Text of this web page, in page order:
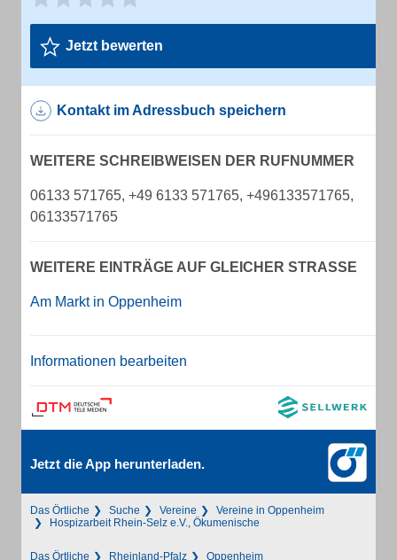
Jetzt bewerten
Kontakt im Adressbuch speichern
WEITERE SCHREIBWEISEN DER RUFNUMMER
06133 571765, +49 6133 571765, +496133571765,
06133571765
WEITERE EINTRÄGE AUF GLEICHER STRASSE
Am Markt in Oppenheim
Informationen bearbeiten
Jetzt die App herunterladen.
Das Örtliche Suche Vereine
Vereine in Oppenheim
Hospizarbeit Rhein-Selz e.V., Ökumenische
Das Örtliche Rheinland-Pfalz Oppenheim